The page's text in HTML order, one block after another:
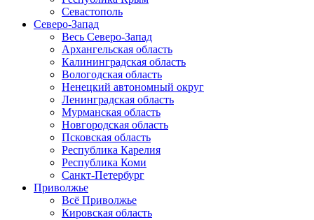
Севастополь
Северо-Запад
Весь Северо-Запад
Архангельская область
Калининградская область
Вологодская область
Ненецкий автономный округ
Ленинградская область
Мурманская область
Новгородская область
Псковская область
Республика Карелия
Республика Коми
Санкт-Петербург
Приволжье
Всё Приволжье
Кировская область